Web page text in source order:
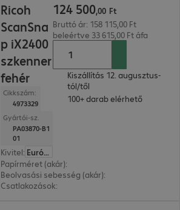
Ricoh
ScanSna
p iX2400
szkenner
fehér
Cikkszám:
4973329
Gyártói-sz.
PA03870-B1
01
Kivitel:
Európa
Papírméret (akár):
Beolvasási sebesség (akár):
Csatlakozások:
124 500,00 Ft
Bruttó ár: 158 115,00 Ft
beleértve 33 615,00 Ft áfa
Kiszállítás 12. augusztus-
tól/től
100+ darab elérhető